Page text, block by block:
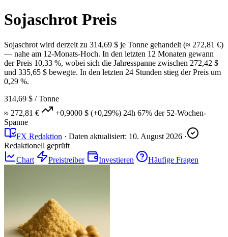
Sojaschrot Preis
Sojaschrot wird derzeit zu 314,69 $ je Tonne gehandelt (≈ 272,81 €)
— nahe am 12-Monats-Hoch. In den letzten 12 Monaten gewann
der Preis 10,33 %, wobei sich die Jahresspanne zwischen 272,42 $
und 335,65 $ bewegte. In den letzten 24 Stunden stieg der Preis um
0,29 %.
314,69 $ / Tonne
≈ 272,81 €
+0,9000 $ (+0,29%) 24h 67% der 52-Wochen-
Spanne
FX Redaktion · Daten aktualisiert: 10. August 2026 ·
Redaktionell geprüft
Chart
Preistreiber Investieren Häufige Fragen